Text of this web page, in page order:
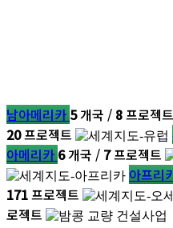
남아메리카 5개국 / 8프로젝트
20프로젝트
아메리카 6개국 / 7프로젝트
아프리
171프로젝트
로젝트